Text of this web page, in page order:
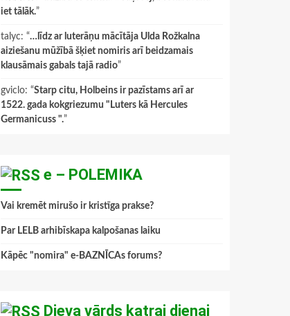
iet tālāk.”
talyc: “…līdz ar luterāņu mācītāja Ulda Rožkalna
aiziešanu mūžībā šķiet nomiris arī beidzamais
klausāmais gabals tajā radio”
gviclo: “Starp citu, Holbeins ir pazīstams arī ar
1522. gada kokgriezumu "Luters kā Hercules
Germanicuss ".”
e – POLEMIKA
Vai kremēt mirušo ir kristīga prakse?
Par LELB arhibīskapa kalpošanas laiku
Kāpēc "nomira" e-BAZNĪCAs forums?
Dieva vārds katrai dienai